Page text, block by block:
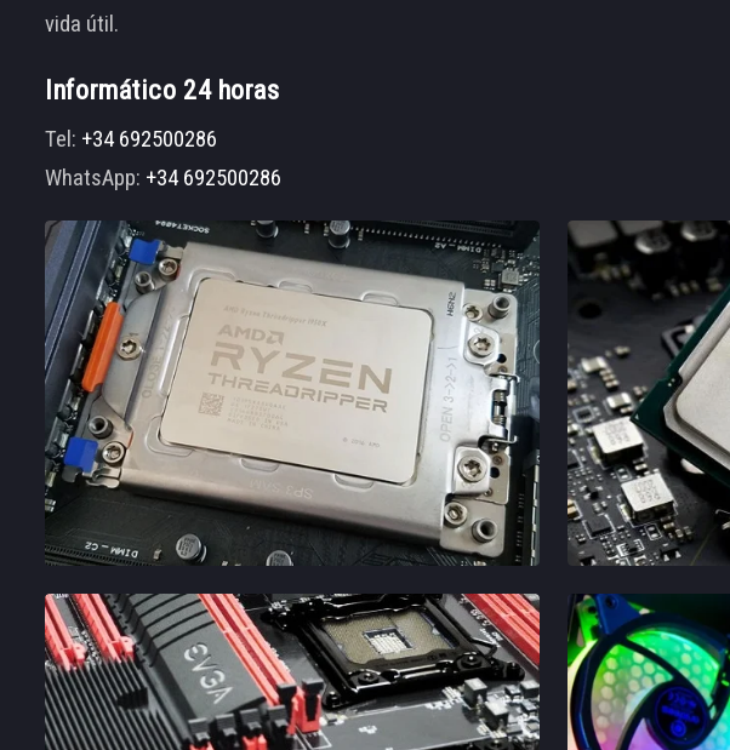
vida útil.
Informático 24 horas
Tel: +34 692500286
WhatsApp: +34 692500286